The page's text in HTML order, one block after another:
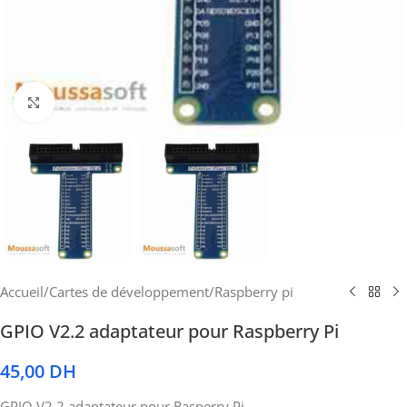
Cliquez pour agrandir
Accueil/Cartes de développement/Raspberry pi
GPIO V2.2 adaptateur pour Raspberry Pi
45,00 DH